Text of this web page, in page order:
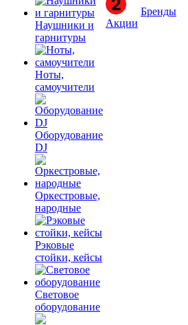
Наушники и
гарнитуры
Ноты,
самоучители
Оборудование
DJ
Оркестровые,
народные
Рэковые
стойки, кейсы
Световое
оборудование
Акции
Бренды